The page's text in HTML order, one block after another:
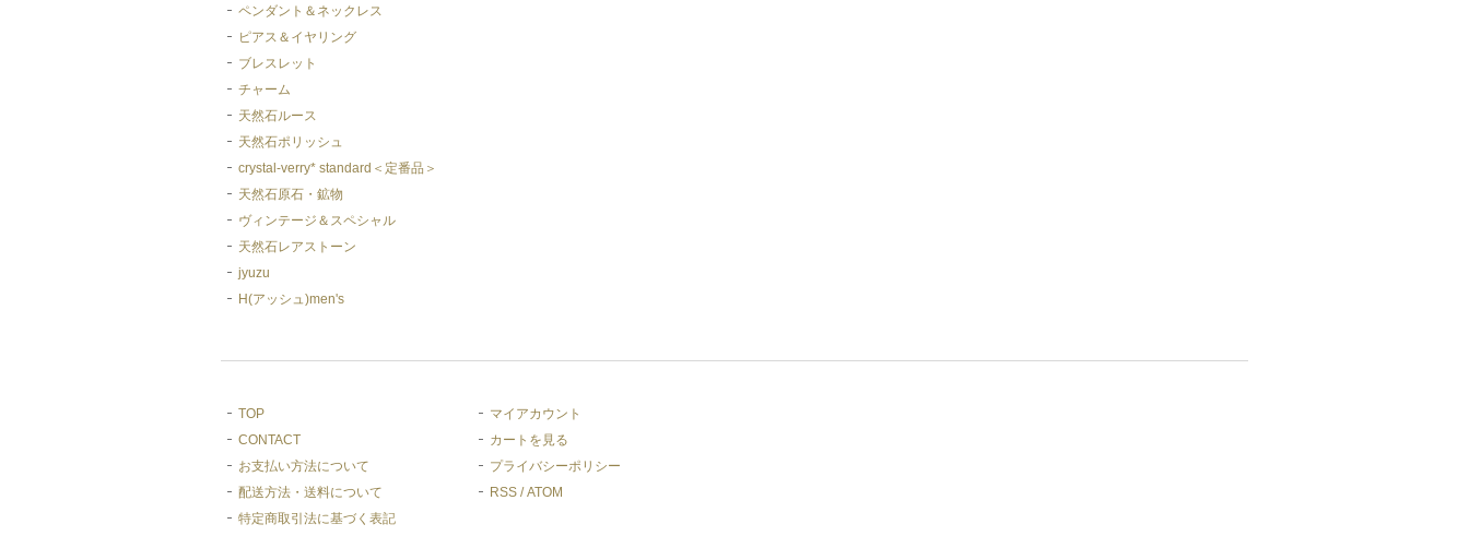
ペンダント＆ネックレス
ピアス＆イヤリング
ブレスレット
チャーム
天然石ルース
天然石ポリッシュ
crystal-verry* standard＜定番品＞
天然石原石・鉱物
ヴィンテージ＆スペシャル
天然石レアストーン
jyuzu
H(アッシュ)men's
TOP
CONTACT
お支払い方法について
配送方法・送料について
特定商取引法に基づく表記
マイアカウント
カートを見る
プライバシーポリシー
RSS /ATOM